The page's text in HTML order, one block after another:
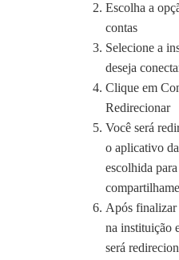
Escolha a
contas
Selecione a
deseja
Clique em
Redirecionar
Você será
o aplicativo
escolhida
Após finalizar
na instituição
será